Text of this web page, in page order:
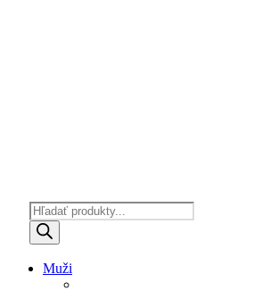
Products
search
Muži